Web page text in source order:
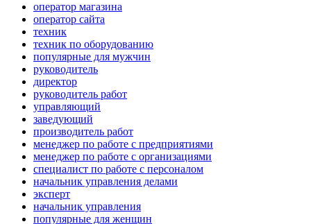
оператор магазина
оператор сайта
техник
техник по оборудованию
популярные для мужчин
руководитель
директор
руководитель работ
управляющий
заведующий
производитель работ
менеджер по работе с предприятиями
менеджер по работе с организациями
специалист по работе с персоналом
начальник управления делами
эксперт
начальник управления
популярные для женщин